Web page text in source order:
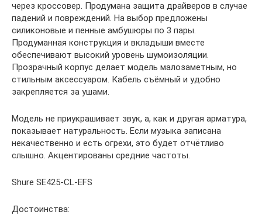
через кроссовер. Продумана защита драйверов в случае
падений и повреждений. На выбор предложены
силиконовые и пенные амбушюры по 3 пары.
Продуманная конструкция и вкладыши вместе
обеспечивают высокий уровень шумоизоляции.
Прозрачный корпус делает модель малозаметным, но
стильным аксессуаром. Кабель съёмный и удобно
закрепляется за ушами.
Модель не приукрашивает звук, а, как и другая арматура,
показывает натуральность. Если музыка записана
некачественно и есть огрехи, это будет отчётливо
слышно. Акцентированы средние частоты.
Shure SE425-CL-EFS
Достоинства: